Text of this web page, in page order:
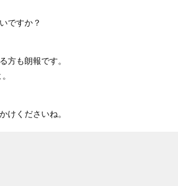
ですか？
方も朗報です。
けくださいね。